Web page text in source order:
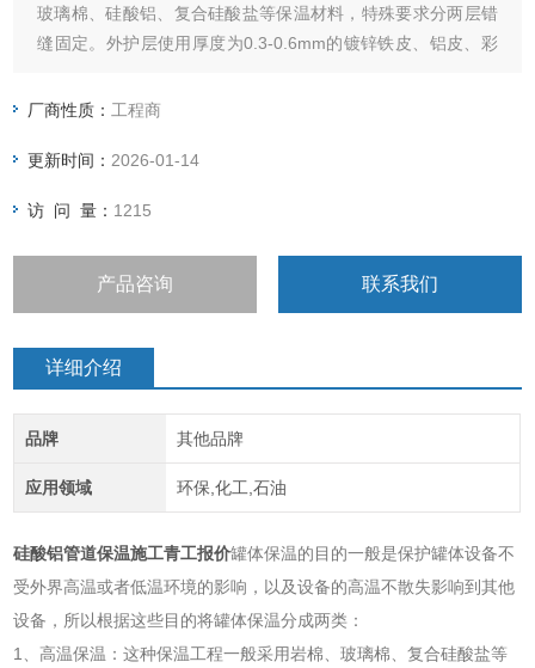
玻璃棉、硅酸铝、复合硅酸盐等保温材料，特殊要求分两层错
缝固定。外护层使用厚度为0.3-0.6mm的镀锌铁皮、铝皮、彩
成筒进行搭接顺水流方向，宽度适宜，接口平整，均匀的包
厂商性质： 工程商
更新时间： 2026-01-14
访 问 量： 1215
产品咨询 联系我们
详细介绍
品牌 其他品牌
应用领域 环保,化工,石油
硅酸铝管道保温施工青工报价罐体保温的目的一般是保护罐体设备不
受外界高温或者低温环境的影响，以及设备的高温不散失影响到其他
设备，所以根据这些目的将罐体保温分成两类：
1、高温保温：这种保温工程一般采用岩棉、玻璃棉、复合硅酸盐等